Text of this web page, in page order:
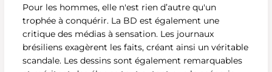
Pour les hommes, elle n'est rien d’autre qu'un
trophée à conquérir. La BD est également une
critique des médias à sensation. Les journaux
brésiliens exagèrent les faits, créant ainsi un véritable
scandale. Les dessins sont également remarquables